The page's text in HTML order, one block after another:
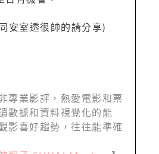
安室透很帥的請分享)
專業影評，熱愛電影和票
數據和資料視覺化的能
影喜好趨勢，往往能準確